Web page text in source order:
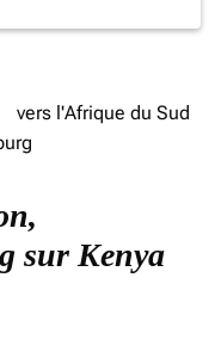
vers l'Afrique du Sud
sur Kenya
(origine et/